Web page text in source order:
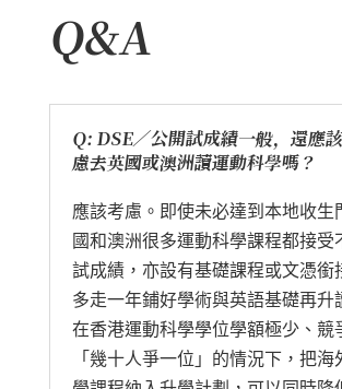
Q&A
Q: DSE／公開試成績一般，還應
慮去英國或澳洲讀運動科學嗎？
應該考慮。即使未必達到本地收生
國和澳洲很多運動科學課程都接受
試成績，亦設有基礎課程或文憑銜
多走一年鋪好學術與英語基礎再升
在香港運動科學學位學額極少、競
「幾十人爭一位」的情況下，把海